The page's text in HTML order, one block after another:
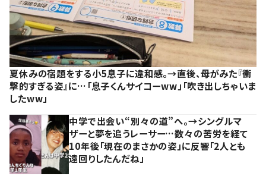
夏休みの宿題をする小5息子に違和感。→直後、母がみた『衝
撃的すぎる姿』に…「息子くんサイコーww」「吹き出しちゃいま
したww」
中学で出会い“別々の道”へ。→シングルマ
ザーと夢を追うレーサー…数々の苦労を経て
10年後「現在のまさかの姿」に反響「2人とも
遠回りしたんだね」